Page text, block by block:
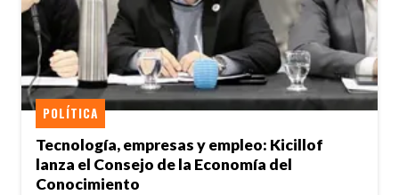
Tecnología, empresas y empleo: Kicillof
lanza el Consejo de la Economía del
Conocimiento
POLÍTICA